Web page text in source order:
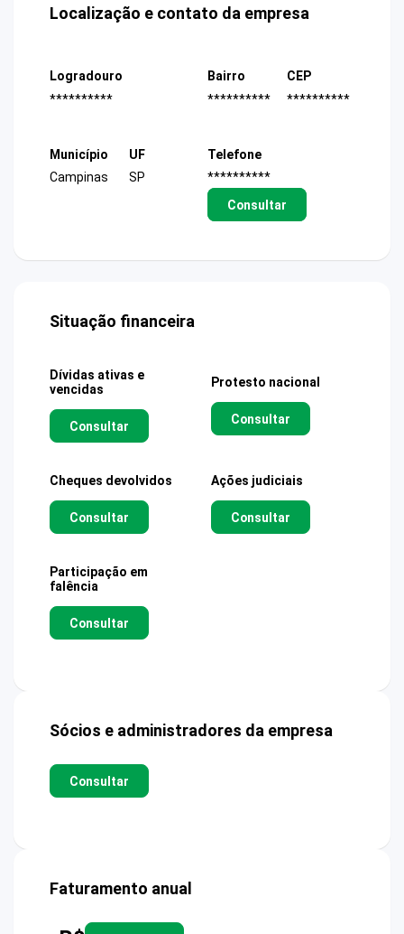
Localização e contato da empresa
Logradouro
**********
Bairro
**********
CEP
**********
Município
Campinas
UF
SP
Telefone
**********
Consultar
Situação financeira
Dívidas ativas e
vencidas
Consultar
Protesto nacional
Consultar
Cheques devolvidos
Consultar
Ações judiciais
Consultar
Participação em
falência
Consultar
Sócios e administradores da empresa
Consultar
Faturamento anual